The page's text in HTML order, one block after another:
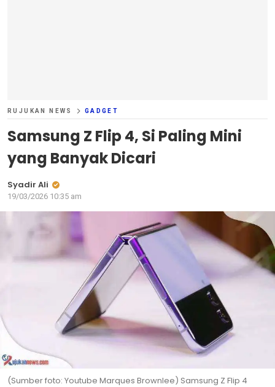
RUJUKAN NEWS GADGET
Samsung Z Flip 4, Si Paling Mini
yang Banyak Dicari
Syadir Ali
19/03/2026 10:35 am
(Sumber foto: Youtube Marques Brownlee) Samsung Z Flip 4